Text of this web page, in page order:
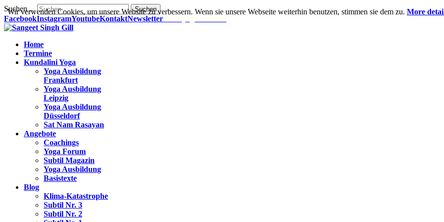
Suchen ... Suchen
FacebookInstagramYoutubeKontaktNewsletterwww.yoga-infos.de
Home
Termine
Kundalini Yoga
Yoga Ausbildung
Frankfurt
Yoga Ausbildung
Leipzig
Yoga Ausbildung
Düsseldorf
Sat Nam Rasayan
Angebote
Coachings
Yoga Forum
Subtil Magazin
Yoga Ausbildung
Basistexte
Blog
Klima-Katastrophe
Subtil Nr. 3
Subtil Nr. 2
Wir verwenden Cookies, um unsere Website zu verbessern. Wenn sie unsere Webseite weiterhin benutzen, stimmen sie dem zu. More